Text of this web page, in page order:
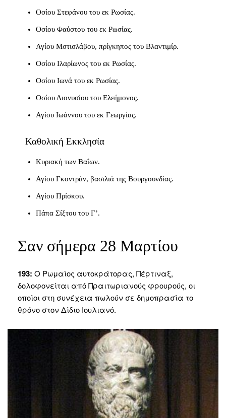
Οσίου Στεφάνου του εκ Ρωσίας.
Οσίου Φαύστου του εκ Ρωσίας.
Αγίου Μστισλάβου, πρίγκηπος του Βλαντιμίρ.
Οσίου Ιλαρίωνος του εκ Ρωσίας.
Οσίου Ιωνά του εκ Ρωσίας.
Οσίου Διονυσίου του Ελεήμονος.
Αγίου Ιωάννου του εκ Γεωργίας.
Καθολική Εκκλησία
Κυριακή των Βαΐων.
Αγίου Γκοντράν, βασιλιά της Βουργουνδίας.
Αγίου Πρίσκου.
Πάπα Σίξτου του Γ’.
Σαν σήμερα 28 Μαρτίου
193: Ο Ρωμαίος αυτοκράτορας, Πέρτιναξ,
δολοφονείται από Πραιτωριανούς φρουρούς, οι
οποίοι στη συνέχεια πωλούν σε δημοπρασία το
θρόνο στον Δίδιο Ιουλιανό.